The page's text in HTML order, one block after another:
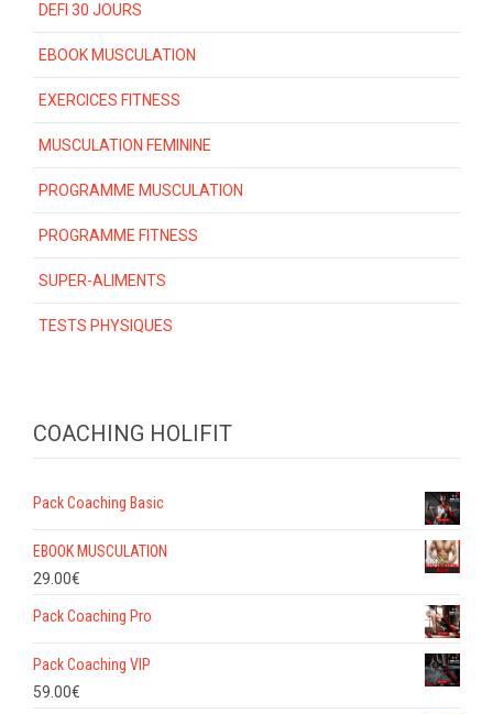
DEFI 30 JOURS
EBOOK MUSCULATION
EXERCICES FITNESS
MUSCULATION FEMININE
PROGRAMME MUSCULATION
PROGRAMME FITNESS
SUPER-ALIMENTS
TESTS PHYSIQUES
COACHING HOLIFIT
Pack Coaching Basic
EBOOK MUSCULATION
29.00€
Pack Coaching Pro
Pack Coaching VIP
59.00€